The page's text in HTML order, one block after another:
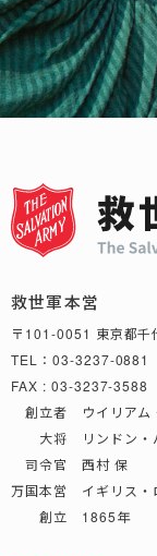
救世軍本営
〒101-0051 東京都千
TEL：03-3237-0881
FAX : 03-3237-3588
創立者 ウイリアム
大将 リンドン・
司令官 西村 保
万国本営 イギリス・
創立 1865年